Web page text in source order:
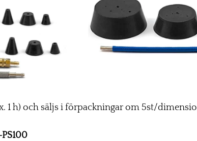
1 h) och säljs i förpackningar om 5st/